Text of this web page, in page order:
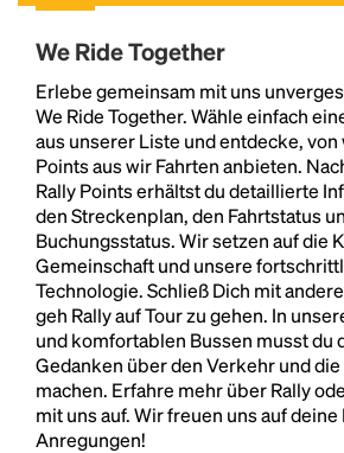
We Ride Together
Erlebe gemeinsam mit uns
We Ride Together. Wähle einfach
aus unserer Liste und entdecke, von
Points aus wir Fahrten anbieten.
Rally Points erhältst du detaillierte
den Streckenplan, den Fahrtstatus
Buchungsstatus. Wir setzen auf die
Gemeinschaft und unsere
Technologie. Schließ Dich mit
geh Rally auf Tour zu gehen. In
und komfortablen Bussen musst du
Gedanken über den Verkehr und
machen. Erfahre mehr über Rally
mit uns auf. Wir freuen uns auf deine
Anregungen!
Headline
Lorem Ipsum is simply dummy
and typesetting industry.Lorem
industry's standarddummy text
1500s, when an unknown printer
type and scrambled it to make a
book. It has survived not only five
the leap into electronic
essentially